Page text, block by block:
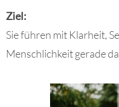
Ziel:
Sie führen mit Klarheit,
Menschlichkeit gerade